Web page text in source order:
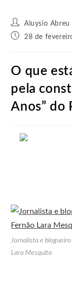
Aluysio Abreu
28 de
O que
pela
Anos” do
Jornalista e blogueiro
Lara Mesquita